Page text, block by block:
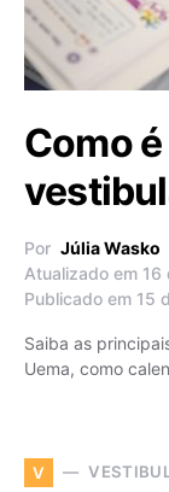
Como
Por Júlia Wasko
Atualizado em
Publicado em 15
Saiba as
Uema, como
V